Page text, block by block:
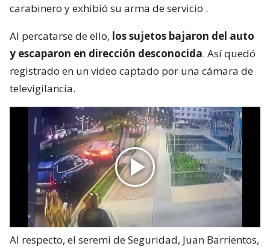
carabinero y exhibió su arma de servicio .
Al percatarse de ello, los sujetos bajaron del auto
y escaparon en dirección desconocida. Así quedó
registrado en un video captado por una cámara de
televigilancia.
Al respecto, el seremi de Seguridad, Juan Barrientos,